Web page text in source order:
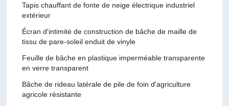
Tapis chauffant de fonte de neige électrique industriel
extérieur
Écran d'intimité de construction de bâche de maille de
tissu de pare-soleil enduit de vinyle
Feuille de bâche en plastique imperméable transparente
en verre transparent
Bâche de rideau latérale de pile de foin d'agriculture
agricole résistante